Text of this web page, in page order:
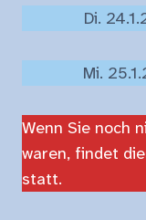
Di.
Mi.
Wenn Sie noch
waren, findet
statt.